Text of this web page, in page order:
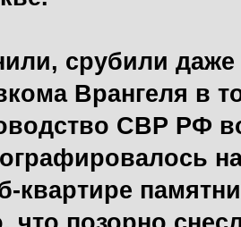
срубили
Врангеля в
СВР РФ
квартире